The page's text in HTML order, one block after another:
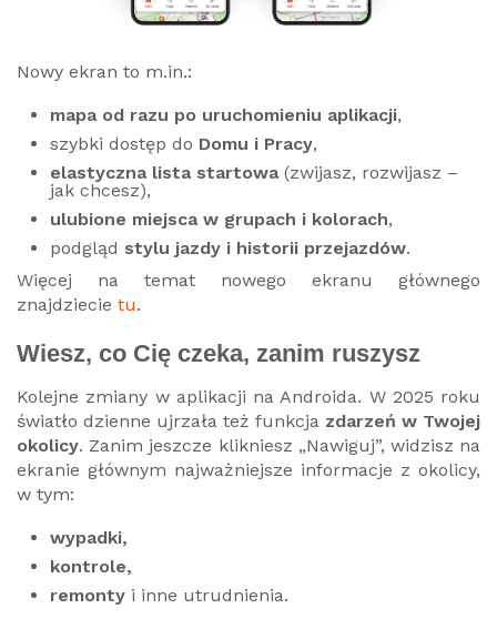
Nowy ekran to m.in.:
mapa od razu po uruchomieniu aplikacji,
szybki dostęp do Domu i Pracy,
elastyczna lista startowa(zwijasz, rozwijasz –
jak chcesz),
ulubione miejsca w grupach i kolorach,
podgląd stylu jazdy i historii przejazdów.
Więcej na temat nowego ekranu głównego
znajdziecie tu.
Wiesz, co Cię czeka, zanim ruszysz
Kolejne zmiany w aplikacji na Androida. W 2025 roku
światło dzienne ujrzała też funkcja zdarzeń w Twojej
okolicy. Zanim jeszcze klikniesz „Nawiguj”, widzisz na
ekranie głównym najważniejsze informacje z okolicy,
w tym:
wypadki,
kontrole,
remonty i inne utrudnienia.